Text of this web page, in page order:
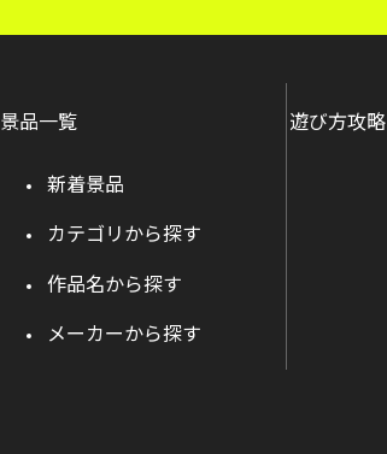
景品一覧
新着景品
カテゴリから探す
作品名から探す
メーカーから探す
遊び方攻略